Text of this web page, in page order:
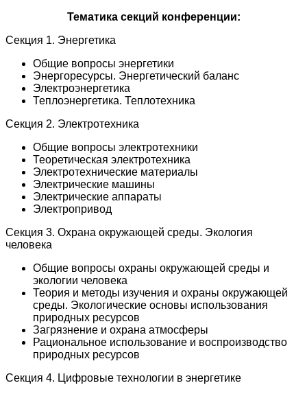
Тематика секций конференции:
Секция 1. Энергетика
Общие вопросы энергетики
Энергоресурсы. Энергетический баланс
Электроэнергетика
Теплоэнергетика. Теплотехника
Секция 2. Электротехника
Общие вопросы электротехники
Теоретическая электротехника
Электротехнические материалы
Электрические машины
Электрические аппараты
Электропривод
Секция 3. Охрана окружающей среды. Экология
человека
Общие вопросы охраны окружающей среды и
экологии человека
Теория и методы изучения и охраны окружающей
среды. Экологические основы использования
природных ресурсов
Загрязнение и охрана атмосферы
Рациональное использование и воспроизводство
природных ресурсов
Секция 4. Цифровые технологии в энергетике